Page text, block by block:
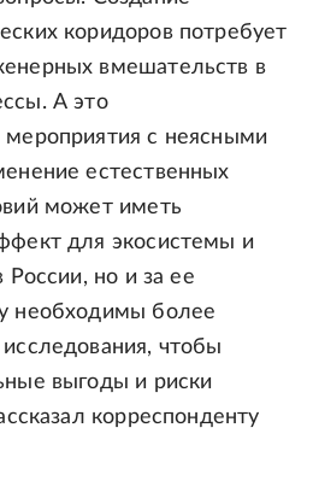
коридоров потребует
вмешательств в
А это
мероприятия с неясными
естественных
может иметь
для экосистемы и
России, но и за ее
необходимы более
чтобы
выгоды и риски
корреспонденту